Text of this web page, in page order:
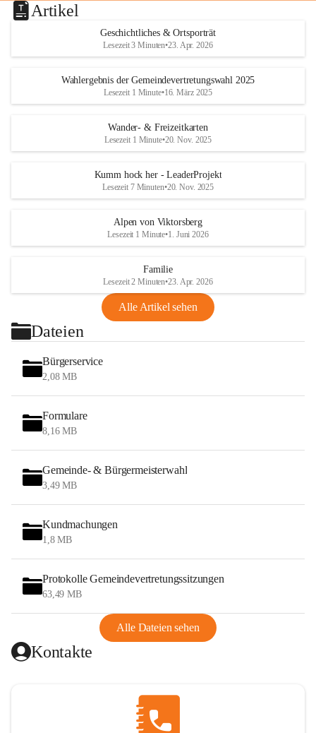
Artikel
Geschichtliches & Ortsporträt
Lesezeit 3 Minuten•23. Apr. 2026
Wahlergebnis der Gemeindevertretungswahl 2025
Lesezeit 1 Minute•16. März 2025
Wander- & Freizeitkarten
Lesezeit 1 Minute•20. Nov. 2025
Kumm hock her - LeaderProjekt
Lesezeit 7 Minuten•20. Nov. 2025
Alpen von Viktorsberg
Lesezeit 1 Minute•1. Juni 2026
Familie
Lesezeit 2 Minuten•23. Apr. 2026
Alle Artikel sehen
Dateien
Bürgerservice
2,08 MB
Formulare
8,16 MB
Gemeinde- & Bürgermeisterwahl
3,49 MB
Kundmachungen
1,8 MB
Protokolle Gemeindevertretungssitzungen
63,49 MB
Alle Dateien sehen
Kontakte